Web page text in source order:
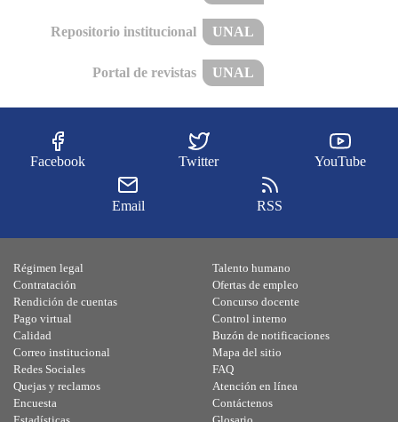
Repositorio institucional UNAL
Portal de revistas UNAL
Facebook Twitter YouTube
Email RSS
Régimen legal
Contratación
Rendición de cuentas
Pago virtual
Calidad
Talento humano
Ofertas de empleo
Concurso docente
Control interno
Buzón de notificaciones
Correo institucional
Redes Sociales
Quejas y reclamos
Encuesta
Mapa del sitio
FAQ
Atención en línea
Contáctenos